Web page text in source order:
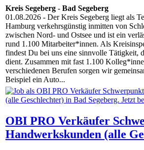
Kreis Segeberg - Bad Segeberg
01.08.2026 - Der Kreis Segeberg liegt als
Hamburg verkehrsgünstig inmitten von
zwischen Nord- und Ostsee und ist ein
rund 1.100 Mitarbeiter*innen. Als
findest Du bei uns eine sinnvolle Tätigkeit,
dient. Zusammen mit fast 1.100
verschiedenen Berufen sorgen wir
Beispiel ein Auto...
OBI PRO Verkäufer
Handwerkskunden (alle